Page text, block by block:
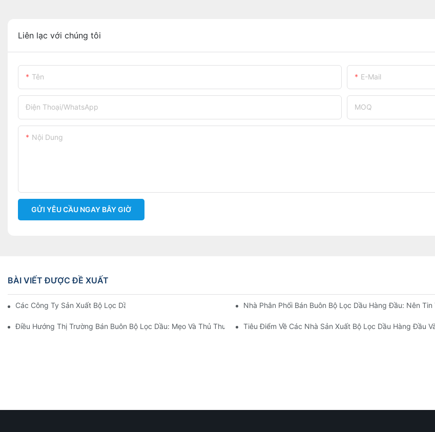
Liên lạc với chúng tôi
Tên E-Mail
Điện Thoại/WhatsApp MOQ
Nội Dung
GỬI YÊU CẦU NGAY BÂY GIỜ
BÀI VIẾT ĐƯỢC ĐỀ XUẤT
Các Công Ty Sản Xuất Bộ Lọc Dầu Hàng Đầu: Tổng Quan Toàn Diện Nhà Phân Phối Bán Buôn Bộ Lọc Dầu Hàng Đầu: Nên Tin
Điều Hướng Thị Trường Bán Buôn Bộ Lọc Dầu: Mẹo Và Thủ Thuật Tiêu Điểm Về Các Nhà Sản Xuất Bộ Lọc Dầu Hàng Đầu